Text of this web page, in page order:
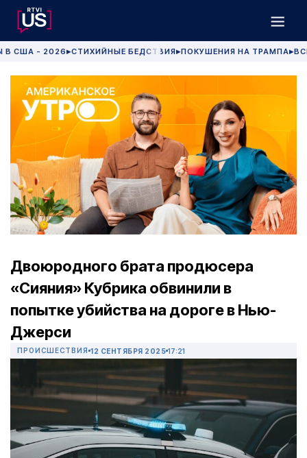
В США - 2026 ▶СТИХИЙНЫЕ БЕДСТВИЯ▶ПОКУШЕНИЯ НА ТРАМПА▶
Двоюродного брата продюсера
«Сияния» Кубрика обвинили в
попытке убийства на дороге в Нью-
Джерси
ПРОИСШЕСТВИЯ 12 СЕНТЯБРЯ 2025 17:21